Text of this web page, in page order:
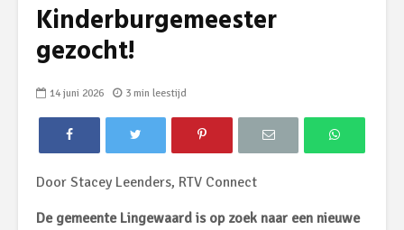
Kinderburgemeester
gezocht!
14 juni 2026 3 min leestijd
Door Stacey Leenders, RTV Connect
De gemeente Lingewaard is op zoek naar een nieuwe